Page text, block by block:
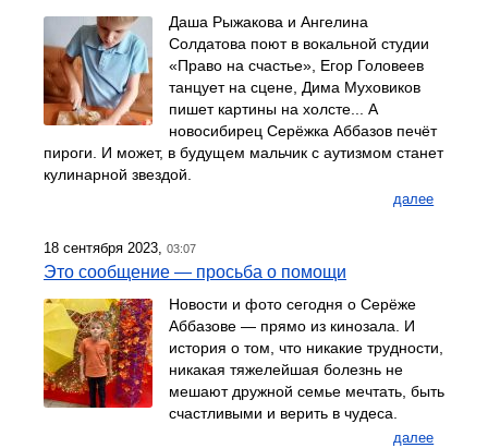
Даша Рыжакова и Ангелина
Солдатова поют в вокальной студии
«Право на счастье», Егор Головеев
танцует на сцене, Дима Муховиков
пишет картины на холсте... А
новосибирец Серёжка Аббазов печёт
пироги. И может, в будущем мальчик с аутизмом станет
кулинарной звездой.
далее
18 сентября 2023, 03:07
Это сообщение — просьба о помощи
Новости и фото сегодня о Серёже
Аббазове — прямо из кинозала. И
история о том, что никакие трудности,
никакая тяжелейшая болезнь не
мешают дружной семье мечтать, быть
счастливыми и верить в чудеса.
далее